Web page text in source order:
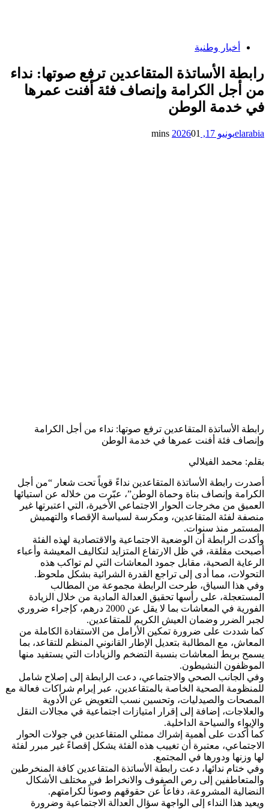
أخبار وطنية
رابطة الأساتذة المتقاعدين ترفع صوتها: نداء
من أجل الكرامة وإنصاف فئة أفنت عمرها
في خدمة الوطن
elarabiaيونيو 17, 2026 01 mins
رابطة الأساتذة المتقاعدين ترفع صوتها: نداء من أجل الكرامة
وإنصاف فئة أفنت عمرها في خدمة الوطن
بقلم: محمد الفيلالي
أصدرت رابطة الأساتذة المتقاعدين نداءً قوياً تحت شعار “من أجل
الكرامة وإنصاف بناة وحماة الوطن”، عبّرت من خلاله عن استيائها
العميق من مخرجات الحوار الاجتماعي الأخيرة، التي اعتبرتها غير
منصفة لفئة المتقاعدين، ومكرسة لسياسة الإقصاء والتهميش
المستمر منذ سنوات.
وأكدت الرابطة أن الوضعية الاجتماعية والاقتصادية لهذه الفئة
أصبحت مقلقة، في ظل الارتفاع المتزايد لتكاليف المعيشة وأعباء
الرعاية الصحية، مقابل جمود المعاشات التي لم تواكب هذه
التحولات، مما أدى إلى تراجع القدرة الشرائية بشكل ملحوظ.
وفي هذا السياق، طرحت الرابطة مجموعة من المطالب
المستعجلة، على رأسها تحقيق العدالة المادية من خلال الزيادة
الفورية في المعاشات بما لا يقل عن 2000 درهم، كإجراء ضروري
لجبر الضرر وضمان العيش الكريم للمتقاعدين.
كما شددت على ضرورة تمكين الأرامل من الاستفادة الكاملة من
المعاش، مع المطالبة بتعديل الإطار القانوني المنظم للتقاعد، بما
يسمح بربط المعاشات بنسبة التضخم والزيادات التي يستفيد منها
الموظفون النشيطون.
وفي الجانب الصحي والاجتماعي، دعت الرابطة إلى إصلاح شامل
للمنظومة الصحية الخاصة بالمتقاعدين، عبر إبرام شراكات فعالة مع
المصحات والصيدليات، وتحسين نسب التعويض عن الأدوية
والعلاجات، إضافة إلى إقرار امتيازات اجتماعية في مجالات النقل
والإيواء والسياحة الداخلية.
كما أكدت على أهمية إشراك ممثلي المتقاعدين في جولات الحوار
الاجتماعي، معتبرة أن تغييب هذه الفئة يشكل إقصاءً غير مبرر لفئة
لها وزنها ودورها في المجتمع.
وفي ختام ندائها، دعت رابطة الأساتذة المتقاعدين كافة المنخرطين
والمتعاطفين إلى رص الصفوف والانخراط في مختلف الأشكال
النضالية المشروعة، دفاعاً عن حقوقهم وصوناً لكرامتهم.
ويعيد هذا النداء إلى الواجهة سؤال العدالة الاجتماعية وضرورة